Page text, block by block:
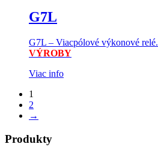
G7L
G7L – Viacpólové výkonové relé.
VÝROBY
Viac info
1
2
→
Produkty